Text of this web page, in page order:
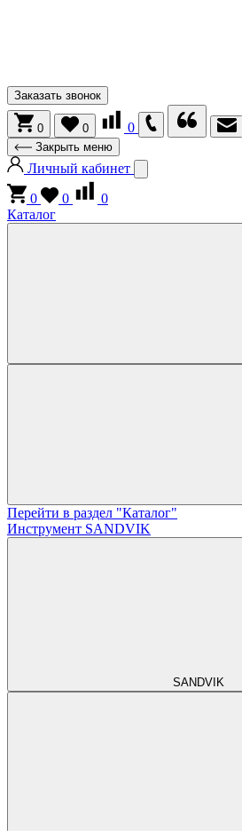
Заказать звонок
0 0 0
Закрыть меню
Личный кабинет
0
0
0
Каталог
Перейти в раздел "Каталог"
Инструмент SANDVIK
SANDVIK